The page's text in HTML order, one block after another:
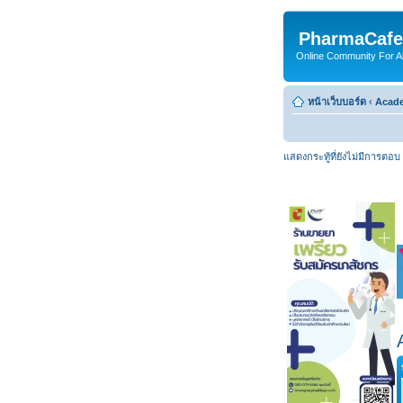
Online Community For
หน้าเว็บบอร์ด ‹
แสดงกระทู้ที่ยังไม่มีการตอบ